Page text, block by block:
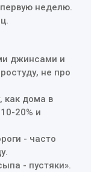
неделю.
джинсами и
не про
как дома в
20% и
- часто
- пустяки».